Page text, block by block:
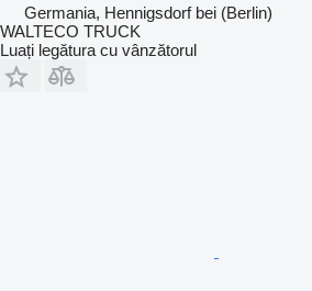
Germania, Hennigsdorf bei (Berlin)
WALTECO TRUCK
Luați legătura cu vânzătorul